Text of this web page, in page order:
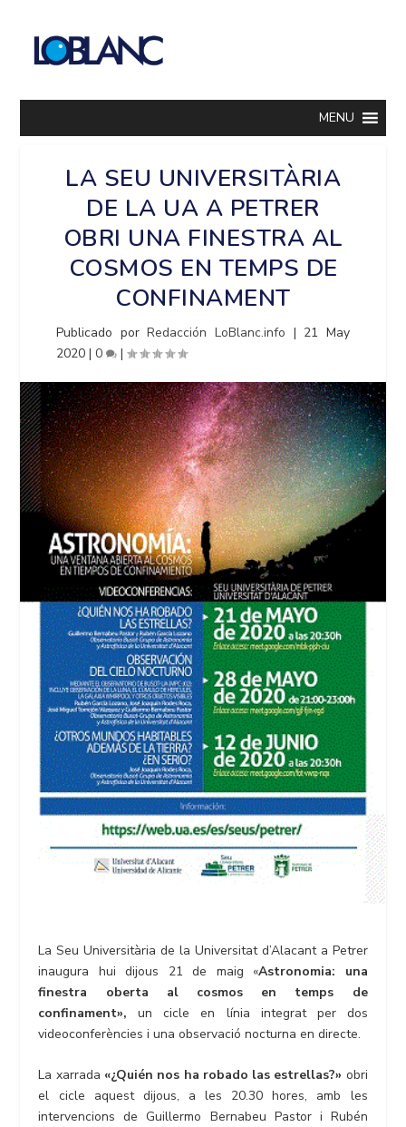
MENU
LA SEU UNIVERSITÀRIA
DE LA UA A PETRER
OBRI UNA FINESTRA AL
COSMOS EN TEMPS DE
CONFINAMENT
Publicado porRedacción LoBlanc.info | 21 May
2020 |0 |
La Seu Universitària de la Universitat d’Alacant a Petrer
inaugura hui dijous 21 de maig «Astronomia: una
finestra oberta al cosmos en temps de
confinament»,un cicle en línia integrat per dos
videoconferències i una observació nocturna en directe.
La xarrada «¿Quién nos ha robado las estrellas?» obri
el cicle aquest dijous, a les 20.30 hores, amb les
intervencions de Guillermo Bernabeu Pastor i Rubén